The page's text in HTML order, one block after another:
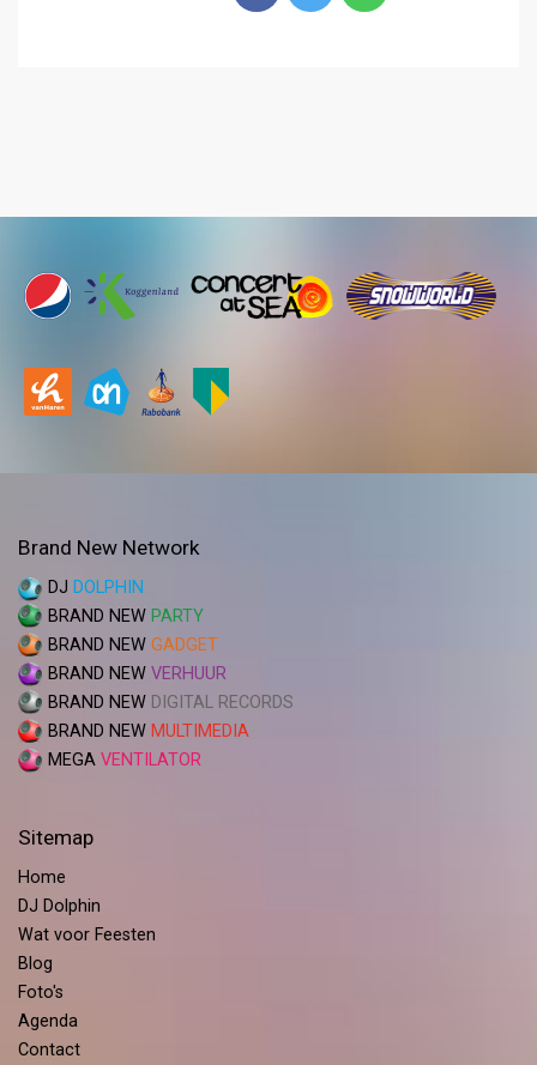
Brand New Network
DJ DOLPHIN
BRAND NEW PARTY
BRAND NEW GADGET
BRAND NEW VERHUUR
BRAND NEW DIGITAL RECORDS
BRAND NEW MULTIMEDIA
MEGA VENTILATOR
Sitemap
Home
DJ Dolphin
Wat voor Feesten
Blog
Foto's
Agenda
Contact